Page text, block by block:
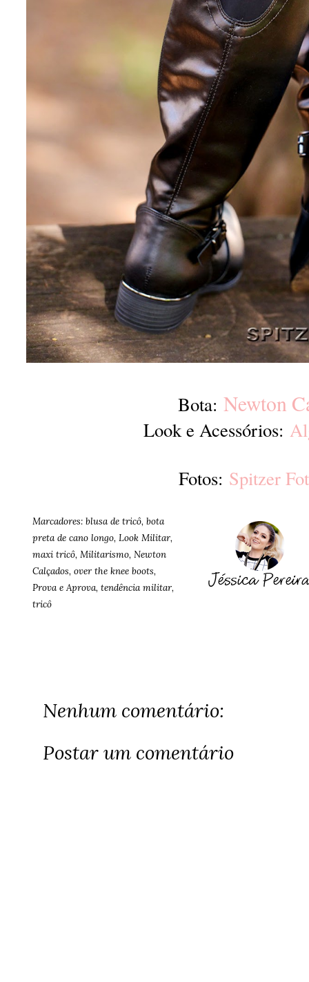
Bota: Newton
Look e Acessórios:
Fotos: Spitzer
Marcadores: blusa de tricô, bota
preta de cano longo, Look Militar,
maxi tricô, Militarismo, Newton
Calçados, over the knee boots,
Prova e Aprova, tendência militar,
tricô
Nenhum comentário:
Postar um comentário